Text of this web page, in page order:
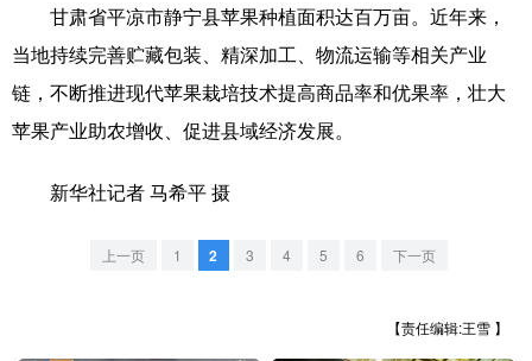
文化产业
地方频道
江西
甘肃省平凉市静宁县苹果种植面积达百万亩。近年来，
当地持续完善贮藏包装、精深加工、物流运输等相关产业
链，不断推进现代苹果栽培技术提高商品率和优果率，壮大
苹果产业助农增收、促进县域经济发展。
新华社记者 马希平 摄
上一页 1 2 3 4 5 6 下一页
【责任编辑:王雪 】